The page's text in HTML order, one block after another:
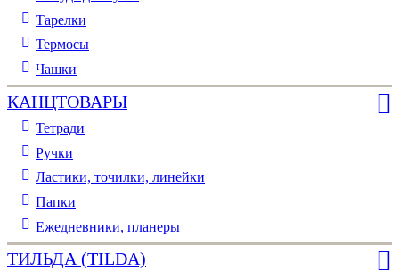
Тарелки
Термосы
Чашки
КАНЦТОВАРЫ
Тетради
Ручки
Ластики, точилки, линейки
Папки
Ежедневники, планеры
ТИЛЬДА (TILDA)